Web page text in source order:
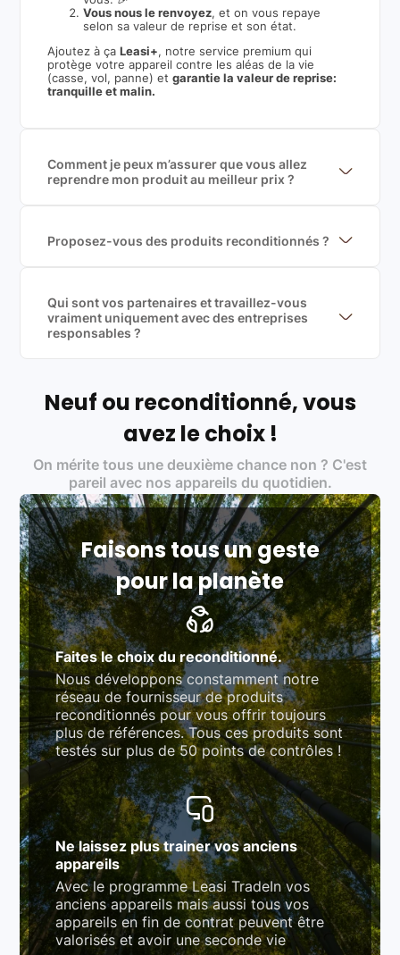
Vous nous le renvoyez, et on vous repaye
selon sa valeur de reprise et son état.
Ajoutez à ça Leasi+, notre service premium qui
protège votre appareil contre les aléas de la vie
(casse, vol, panne) etgarantie la valeur de reprise:
tranquille et malin.
Comment je peux m’assurer que vous allez
reprendre mon produit au meilleur prix ?
garantir le meilleur prix de rachat. De plus, nous
sommes rémunéré à la commission sur la valeur de
Proposez-vous des produits reconditionnés ?
produits officiels de grandes marques et du
reconditionné de haute qualité
Qui sont vos partenaires et travaillez-vous
vraiment uniquement avec des entreprises
responsables ?
Labels environnementaux & qualité de nos partenaires
traitement des déchets électroniques (DEEE)
Produits testés et vérifiés selon des standards
rigoureux (80 à 100 points de contrôle en
fonction des produits)
Respect des normes RAEE, RoHS, et du
référentiel QualiRepar (bonus réparation)
Neuf ou reconditionné, vous
avez le choix !
On mérite tous une deuxième chance non ? C'est
pareil avec nos appareils du quotidien.
Faisons tous un geste
pour la planète
Faites le choix du reconditionné.
Nous développons constamment notre
réseau de fournisseur de produits
reconditionnés pour vous offrir toujours
plus de références. Tous ces produits sont
testés sur plus de 50 points de contrôles !
Ne laissez plus trainer vos anciens
appareils
Avec le programme Leasi TradeIn vos
anciens appareils mais aussi tous vos
appareils en fin de contrat peuvent être
valorisés et avoir une seconde vie